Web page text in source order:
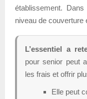
établissement.
niveau de couverture
L’essentiel a
pour senior peut
les frais et offrir
Elle peut